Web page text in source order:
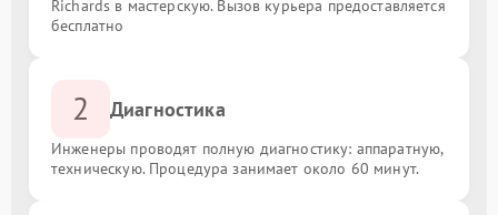
Richards в мастерскую. Вызов курьера предоставляется
бесплатно
2 Диагностика
Инженеры проводят полную диагностику: аппаратную,
техническую. Процедура занимает около 60 минут.